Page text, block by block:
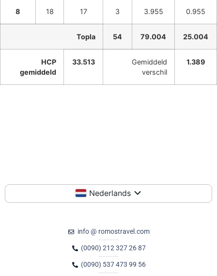
8 18 17 3 3.955 0.955
Topla 54 79.004 25.004
HCP
gemiddeld
33.513
Gemiddeld
verschil
1.389
Nederlands
info @ romostravel.com
(0090) 212 327 26 87
(0090) 537 473 99 56